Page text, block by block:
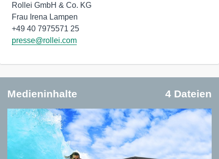
Rollei GmbH & Co. KG
Frau Irena Lampen
presse@rollei.com
Medieninhalte 4 Dateien